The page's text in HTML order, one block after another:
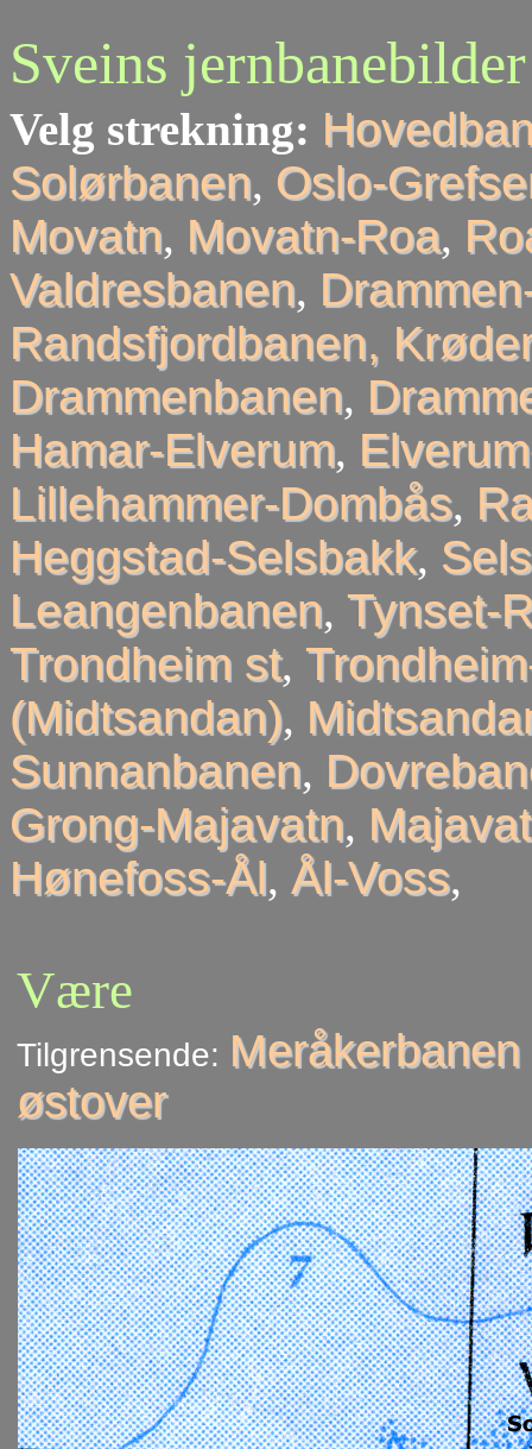
Sveins jernbanebilder
Velg strekning:
Solørbanen, Oslo-
Movatn, Movatn-Roa,
Valdresbanen,
Randsfjordbanen,
Drammenbanen,
Hamar-Elverum,
Lillehammer-Dombås,
Heggstad-Selsbakk,
Leangenbanen, Tynset-
Trondheim st,
(Midtsandan),
Sunnanbanen,
Grong-Majavatn,
Hønefoss-Ål, Ål-Voss,
Være
Tilgrensende:
østover